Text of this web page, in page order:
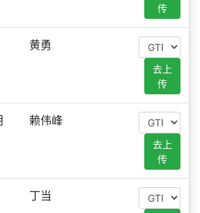
传
黄勇
去上
传
赖伟峰
去上
传
丁当